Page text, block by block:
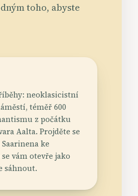
toho, abyste
neoklasicistní
téměř 600
z počátku
Aalta. Projděte se
ke
vám otevře jako
sáhnout.